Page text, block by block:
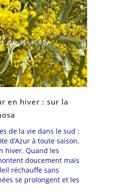
en hiver : sur la
de la vie dans le sud :
d’Azur à toute saison,
hiver. Quand les
doucement mais
réchauffe sans
se prolongent et les